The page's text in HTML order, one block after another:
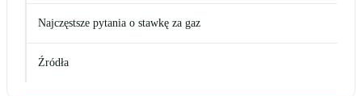
Najczęstsze pytania o stawkę za gaz
Źródła